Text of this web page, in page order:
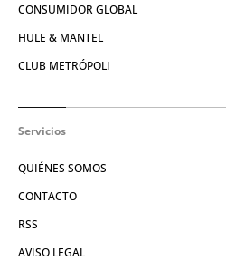
CONSUMIDOR GLOBAL
HULE & MANTEL
CLUB METRÓPOLI
Servicios
QUIÉNES SOMOS
CONTACTO
RSS
AVISO LEGAL